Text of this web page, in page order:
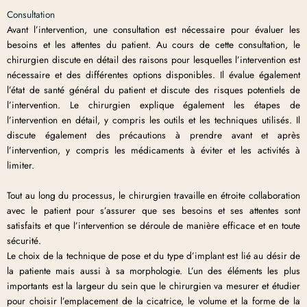
Consultation
Avant l’intervention, une consultation est nécessaire pour évaluer les
besoins et les attentes du patient. Au cours de cette consultation, le
chirurgien discute en détail des raisons pour lesquelles l’intervention est
nécessaire et des différentes options disponibles. Il évalue également
l’état de santé général du patient et discute des risques potentiels de
l’intervention. Le chirurgien explique également les étapes de
l’intervention en détail, y compris les outils et les techniques utilisés. Il
discute également des précautions à prendre avant et après
l’intervention, y compris les médicaments à éviter et les activités à
limiter.
Tout au long du processus, le chirurgien travaille en étroite collaboration
avec le patient pour s’assurer que ses besoins et ses attentes sont
satisfaits et que l’intervention se déroule de manière efficace et en toute
sécurité.
Le choix de la technique de pose et du type d’implant est lié au désir de
la patiente mais aussi à sa morphologie. L’un des éléments les plus
importants est la largeur du sein que le chirurgien va mesurer et étudier
pour choisir l’emplacement de la cicatrice, le volume et la forme de la